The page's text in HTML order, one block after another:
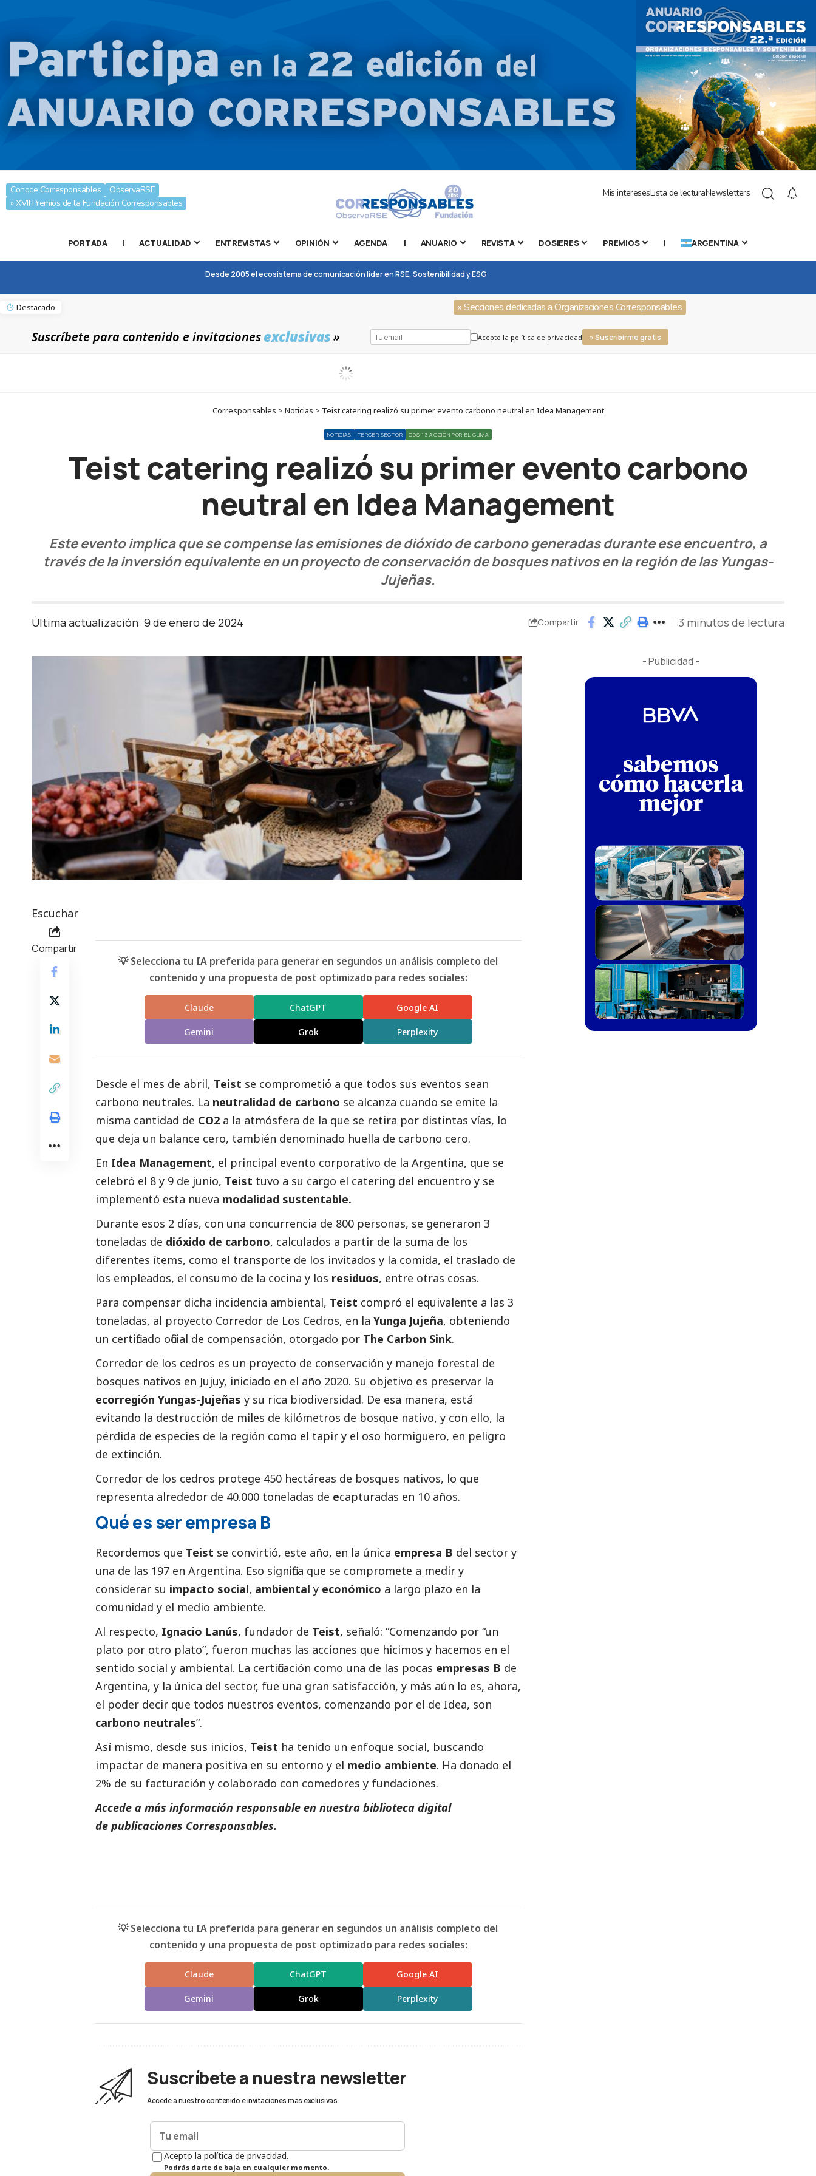
Conoce Corresponsables
ObservaRSE
» XVII Premios de la Fundación Corresponsables
Mis interesesLista de lecturaNewsletters
PORTADA | ACTUALIDAD ENTREVISTAS OPINIÓN AGENDA | ANUARIO REVISTA DOSIERES PREMIOS | ARGENTINA
Desde 2005 el ecosistema de comunicación líder en RSE, Sostenibilidad y ESG
Destacado » Secciones dedicadas a Organizaciones Corresponsables
Suscríbete para contenido e invitacionesexclusivas» Acepto la política de privacidad » Suscribirme gratis
Corresponsables > Noticias > Teist catering realizó su primer evento carbono neutral en Idea Management
NOTICIAS TERCER SECTOR ODS 13 ACCIÓN POR EL CLIMA
Teist catering realizó su primer evento carbono
neutral en Idea Management
Este evento implica que se compense las emisiones de dióxido de carbono generadas durante ese encuentro, a
través de la inversión equivalente en un proyecto de conservación de bosques nativos en la región de las Yungas-
Jujeñas.
Última actualización: 9 de enero de 2024 Compartir 3 minutos de lectura
Escuchar
Compartir
💡 Selecciona tu IA preferida para generar en segundos un análisis completo del
contenido y una propuesta de post optimizado para redes sociales:
Claude ChatGPT Google AI
Gemini Grok Perplexity
Desde el mes de abril, Teist se comprometió a que todos sus eventos sean
carbono neutrales. La neutralidad de carbono se alcanza cuando se emite la
misma cantidad de CO2 a la atmósfera de la que se retira por distintas vías, lo
que deja un balance cero, también denominado huella de carbono cero.
En Idea Management, el principal evento corporativo de la Argentina, que se
celebró el 8 y 9 de junio, Teist tuvo a su cargo el catering del encuentro y se
implementó esta nueva modalidad sustentable.
Durante esos 2 días, con una concurrencia de 800 personas, se generaron 3
toneladas de dióxido de carbono, calculados a partir de la suma de los
diferentes ítems, como el transporte de los invitados y la comida, el traslado de
los empleados, el consumo de la cocina y los residuos, entre otras cosas.
Para compensar dicha incidencia ambiental, Teist compró el equivalente a las 3
toneladas, al proyecto Corredor de Los Cedros, en la Yunga Jujeña, obteniendo
un certificado oficial de compensación, otorgado por The Carbon Sink.
Corredor de los cedros es un proyecto de conservación y manejo forestal de
bosques nativos en Jujuy, iniciado en el año 2020. Su objetivo es preservar la
ecorregión Yungas-Jujeñas y su rica biodiversidad. De esa manera, está
evitando la destrucción de miles de kilómetros de bosque nativo, y con ello, la
pérdida de especies de la región como el tapir y el oso hormiguero, en peligro
de extinción.
Corredor de los cedros protege 450 hectáreas de bosques nativos, lo que
representa alrededor de 40.000 toneladas de ecapturadas en 10 años.
Qué es ser empresa B
Recordemos que Teist se convirtió, este año, en la única empresa B del sector y
una de las 197 en Argentina. Eso significa que se compromete a medir y
considerar su impacto social, ambiental y económico a largo plazo en la
comunidad y el medio ambiente.
Al respecto, Ignacio Lanús, fundador de Teist, señaló: “Comenzando por “un
plato por otro plato”, fueron muchas las acciones que hicimos y hacemos en el
sentido social y ambiental. La certificación como una de las pocas empresas B de
Argentina, y la única del sector, fue una gran satisfacción, y más aún lo es, ahora,
el poder decir que todos nuestros eventos, comenzando por el de Idea, son
carbono neutrales”.
Así mismo, desde sus inicios, Teist ha tenido un enfoque social, buscando
impactar de manera positiva en su entorno y el medio ambiente. Ha donado el
2% de su facturación y colaborado con comedores y fundaciones.
Accede a más información responsable en nuestra biblioteca digital
de publicaciones Corresponsables.
💡 Selecciona tu IA preferida para generar en segundos un análisis completo del
contenido y una propuesta de post optimizado para redes sociales:
Claude ChatGPT Google AI
Gemini Grok Perplexity
Suscríbete a nuestra newsletter
Accede a nuestro contenido e invitaciones más exclusivas.
Acepto la política de privacidad.
Podrás darte de baja en cualquier momento.
- Publicidad -